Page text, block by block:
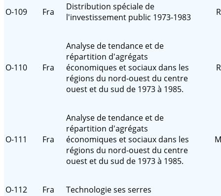
O-109 Fra
Distribution spéciale de
l'investissement public 1973-1983
O-110 Fra
Analyse de tendance et de
répartition d'agrégats
économiques et sociaux dans les
régions du nord-ouest du centre
ouest et du sud de 1973 à 1985.
O-111 Fra
Analyse de tendance et de
répartition d'agrégats
économiques et sociaux dans les
régions du nord-ouest du centre
ouest et du sud de 1973 à 1985.
O-112 Fra Technologie ses serres